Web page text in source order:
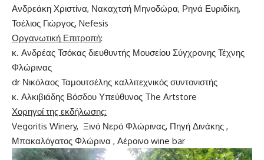
Ανδρεάκη Χριστίνα, Νακαχτσή Μηνοδώρα, Ρηνά Ευριδίκη,
Τσέλιος Γιώργος, Nefesis
Οργανωτική Επιτροπή:
κ. Ανδρέας Τσόκας διευθυντής Μουσείου Σύγχρονης Τέχνης
Φλώρινας
dr Νικόλαος Ταμουτσέλης καλλιτεχνικός συντονιστής
κ. Αλκιβιάδης Βόσδου Υπεύθυνος The Artstore
Χορηγοί της εκδήλωσης:
Vegoritis Winery, Ξινό Νερό Φλώρινας, Πηγή Δινάκης ,
Μπακαλόγατος Φλώρινα , Αέροινο wine bar